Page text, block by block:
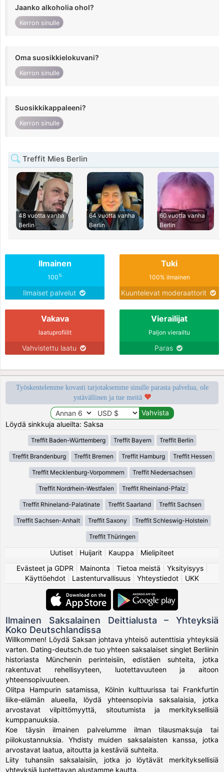
Jaanko alkoholia ohol?
Kerron sinulle
Oma suosikkielokuvani?
Kerron sinulle
Suosikkikappaleeni?
Kerron sinulle
Treffit Mies Berlin
48 vuotta vanha
Berlin
64 vuotta vanha
Berlin
60 vuotta vanha
Berlin
Ilmainen
100%
Ilmaiset palvelut
Tuki
100% ilmainen
Kuuntelevat moderaattorit
Vakava
laatuprofiilit
Vahvistettu laatu
Vierailijat
Paljon vierailtu
Paras
Työskentelemme kovasti tarjotaksemme sinulle parasta palvelua, ole
ystävällinen ja tue meitä
Löydä sinkkuja alueilta: Saksa
Treffit Baden-Württemberg Treffit Bayern Treffit Berlin
Treffit Brandenburg Treffit Bremen Treffit Hamburg Treffit Hessen
Treffit Mecklenburg-Vorpommern Treffit Niedersachsen
Treffit Nordrhein-Westfalen Treffit Rheinland-Pfalz
Treffit Rhineland-Palatinate Treffit Saarland Treffit Sachsen
Treffit Sachsen-Anhalt Treffit Saxony Treffit Schleswig-Holstein
Treffit Thüringen
Uutiset Huijarit Kauppa
Mielipiteet
Evästeet ja GDPR
Mainonta Tietoa meistä Yksityisyys|
Käyttöehdot
Lastenturvallisuus Yhteystiedot UKK
Ilmainen Saksalainen Deittialusta – Yhteyksiä
Koko Deutschlandissa
Willkommen! Löydä Saksan johtava yhteisö autenttisia yhteyksiä
varten. Dating-deutsch.de tuo yhteen saksalaiset singlet Berliinin
historiasta Münchenin perinteisiin, edistäen suhteita, jotka
rakentuvat rehellisyyteen, luotettavuuteen ja aitoon
yhteensopivuuteen.
Olitpa Hampurin satamissa, Kölnin kulttuurissa tai Frankfurtin
liike-elämän alueella, löydä yhteensopivia saksalaisia, jotka
arvostavat vilpittömyyttä, sitoutumista ja merkityksellisiä
kumppanuuksia.
Koe täysin ilmainen palvelumme ilman tilausmaksuja tai
piilokustannuksia. Yhdisty muiden saksalaisten kanssa, jotka
arvostavat laatua, aitoutta ja kestäviä suhteita.
Liity tuhansiin saksalaisiin, jotka jo löytävät merkityksellisiä
yhteyksiä luotettavan alustamme kautta.